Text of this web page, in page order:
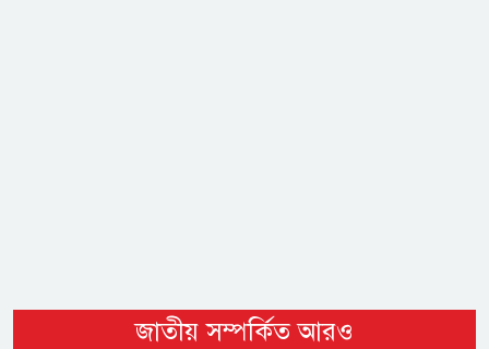
জাতীয় সম্পর্কিত আরও